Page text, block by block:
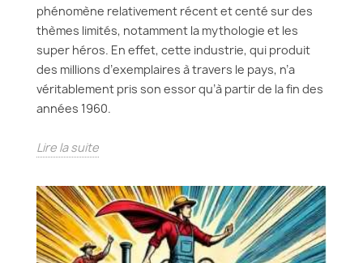
phénomène relativement récent et centé sur des
thèmes limités, notamment la mythologie et les
super héros. En effet, cette industrie, qui produit
des millions d’exemplaires à travers le pays, n’a
véritablement pris son essor qu’à partir de la fin des
années 1960.
Lire la suite